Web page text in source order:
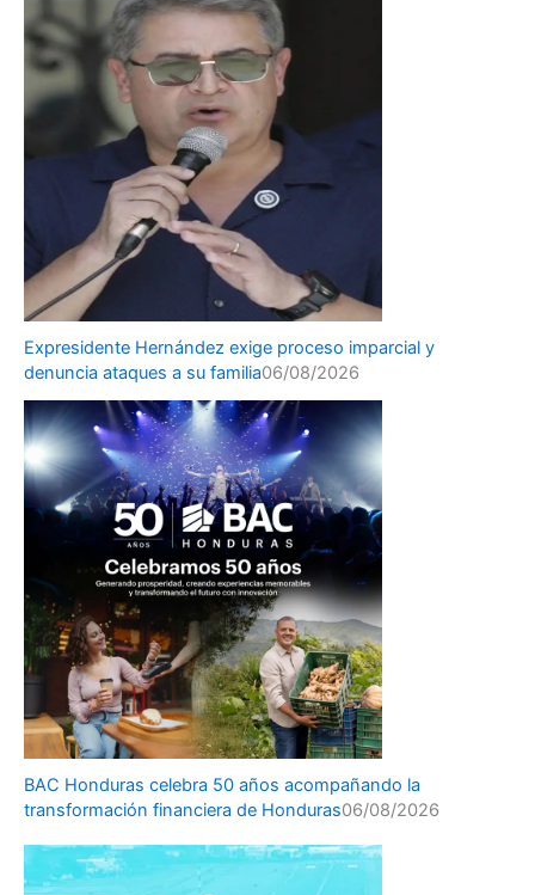
Expresidente Hernández exige proceso imparcial y
denuncia ataques a su familia06/08/2026
BAC Honduras celebra 50 años acompañando la
transformación financiera de Honduras06/08/2026